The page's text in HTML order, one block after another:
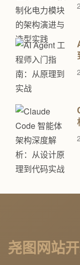
尧图网站